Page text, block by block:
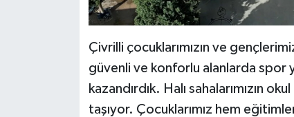
Çivrilli çocuklarımızın ve
güvenli ve konforlu alanlarda spor
kazandırdık. Halı sahalarımızın
taşıyor. Çocuklarımız hem